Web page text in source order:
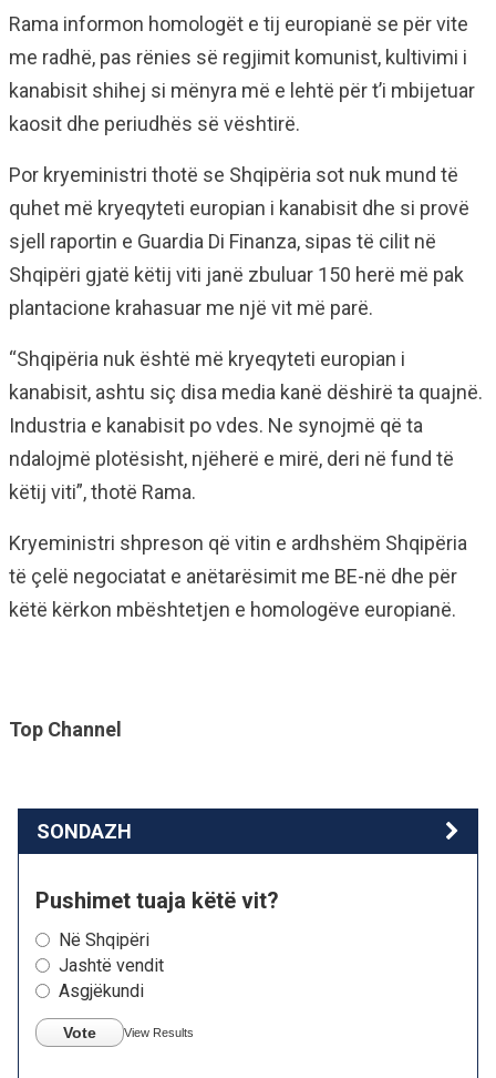
Rama informon homologët e tij europianë se për vite
me radhë, pas rënies së regjimit komunist, kultivimi i
kanabisit shihej si mënyra më e lehtë për t’i mbijetuar
kaosit dhe periudhës së vështirë.
Por kryeministri thotë se Shqipëria sot nuk mund të
quhet më kryeqyteti europian i kanabisit dhe si provë
sjell raportin e Guardia Di Finanza, sipas të cilit në
Shqipëri gjatë këtij viti janë zbuluar 150 herë më pak
plantacione krahasuar me një vit më parë.
“Shqipëria nuk është më kryeqyteti europian i
kanabisit, ashtu siç disa media kanë dëshirë ta quajnë.
Industria e kanabisit po vdes. Ne synojmë që ta
ndalojmë plotësisht, njëherë e mirë, deri në fund të
këtij viti”, thotë Rama.
Kryeministri shpreson që vitin e ardhshëm Shqipëria
të çelë negociatat e anëtarësimit me BE-në dhe për
këtë kërkon mbështetjen e homologëve europianë.
Top Channel
SONDAZH
Pushimet tuaja këtë vit?
Në Shqipëri
Jashtë vendit
Asgjëkundi
Vote View Results